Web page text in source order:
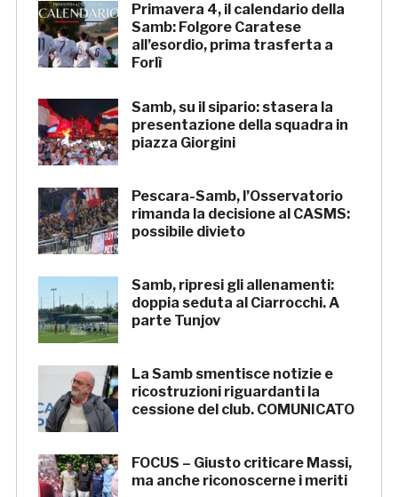
Primavera 4, il calendario della
Samb: Folgore Caratese
all’esordio, prima trasferta a
Forlì
Samb, su il sipario: stasera la
presentazione della squadra in
piazza Giorgini
Pescara-Samb, l’Osservatorio
rimanda la decisione al CASMS:
possibile divieto
Samb, ripresi gli allenamenti:
doppia seduta al Ciarrocchi. A
parte Tunjov
La Samb smentisce notizie e
ricostruzioni riguardanti la
cessione del club. COMUNICATO
FOCUS – Giusto criticare Massi,
ma anche riconoscerne i meriti